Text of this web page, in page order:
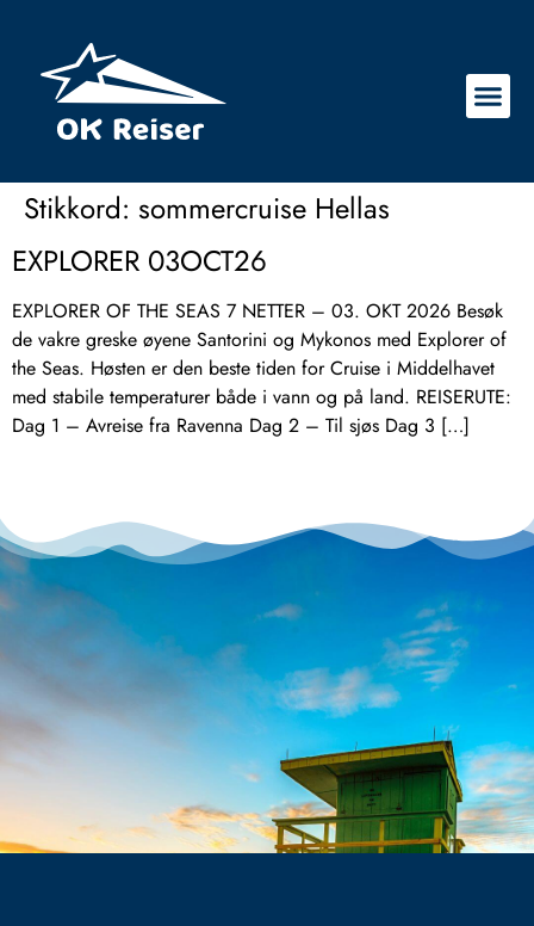
Stikkord: sommercruise Hellas
EXPLORER 03OCT26
EXPLORER OF THE SEAS 7 NETTER – 03. OKT 2026 Besøk
de vakre greske øyene Santorini og Mykonos med Explorer of
the Seas. Høsten er den beste tiden for Cruise i Middelhavet
med stabile temperaturer både i vann og på land. REISERUTE:
Dag 1 – Avreise fra Ravenna Dag 2 – Til sjøs Dag 3 […]